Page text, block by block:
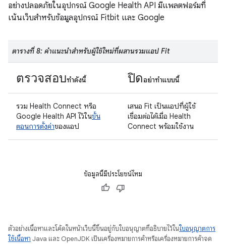
อย่างปลอดภัยในอุปกรณ์ Google Health API มีแพลตฟอร์มที่
เน้นเว็บสำหรับข้อมูลอุปกรณ์ Fitbit และ Google
ตารางที่ 8: คำแนะนำสำหรับผู้ใช้ใหม่ที่ผสานรวมแอป Fit
ตรวจสอบทำดังนี้ ปิดอย่าทำแบบนี้
รวม Health Connect หรือ
Google Health API ไว้ในขั้น
ตอนการตั้งค่าของแอป
เสนอ Fit เป็นแอปที่ผู้ใช้
เชื่อมต่อได้เมื่อ Health
Connect พร้อมใช้งาน
ข้อมูลนี้มีประโยชน์ไหม
ตัวอย่างเนื้อหาและโค้ดในหน้าเว็บนี้ขึ้นอยู่กับใบอนุญาตที่อธิบายไว้ในใบอนุญาตการ
ใช้เนื้อหา Java และ OpenJDK เป็นเครื่องหมายการค้าหรือเครื่องหมายการค้าจด